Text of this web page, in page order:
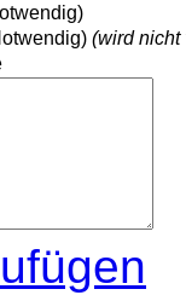
(wird nicht